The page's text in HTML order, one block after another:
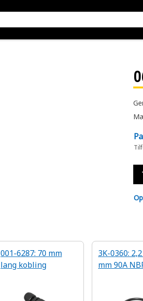
001-6287: 70 mm
lang kobling
3K-0360:
mm 90A